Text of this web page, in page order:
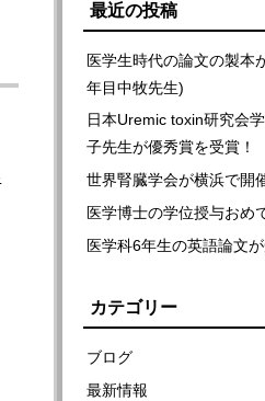
最近の投稿
医学生時代の論文の製本
年目中牧先生)
日本Uremic toxin研究会
子先生が優秀賞を受賞！
世界腎臓学会が横浜で開
医学博士の学位授与おめ
医学科6年生の英語論文が
カテゴリー
ブログ
最新情報